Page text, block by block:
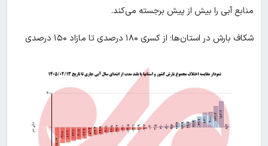
منابع آبی را بیش از پیش برجسته می‌کند.
شکاف بارش در استان‌ها؛ از کسری ۱۸۰ درصدی تا مازاد ۱۵۰ درصدی